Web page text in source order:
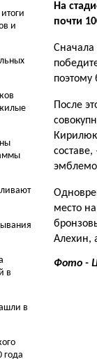
На
почти
Сначала
поэтому
После
место
Алехин,
Фото -
и
в
в
года